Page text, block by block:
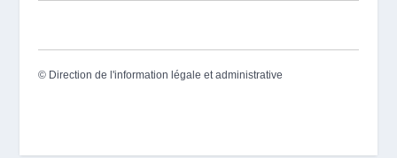
© Direction de l'information légale et administrative